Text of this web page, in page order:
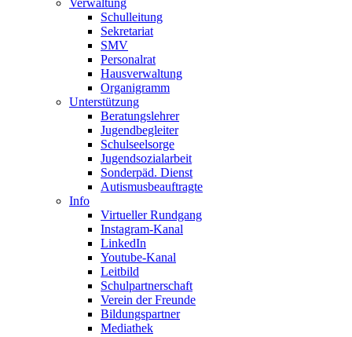
Schulleitung
Sekretariat
SMV
Personalrat
Hausverwaltung
Organigramm
Unterstützung
Beratungslehrer
Jugendbegleiter
Schulseelsorge
Jugendsozialarbeit
Sonderpäd. Dienst
Autismusbeauftragte
Info
Virtueller Rundgang
Instagram-Kanal
LinkedIn
Youtube-Kanal
Leitbild
Schulpartnerschaft
Verein der Freunde
Bildungspartner
Mediathek